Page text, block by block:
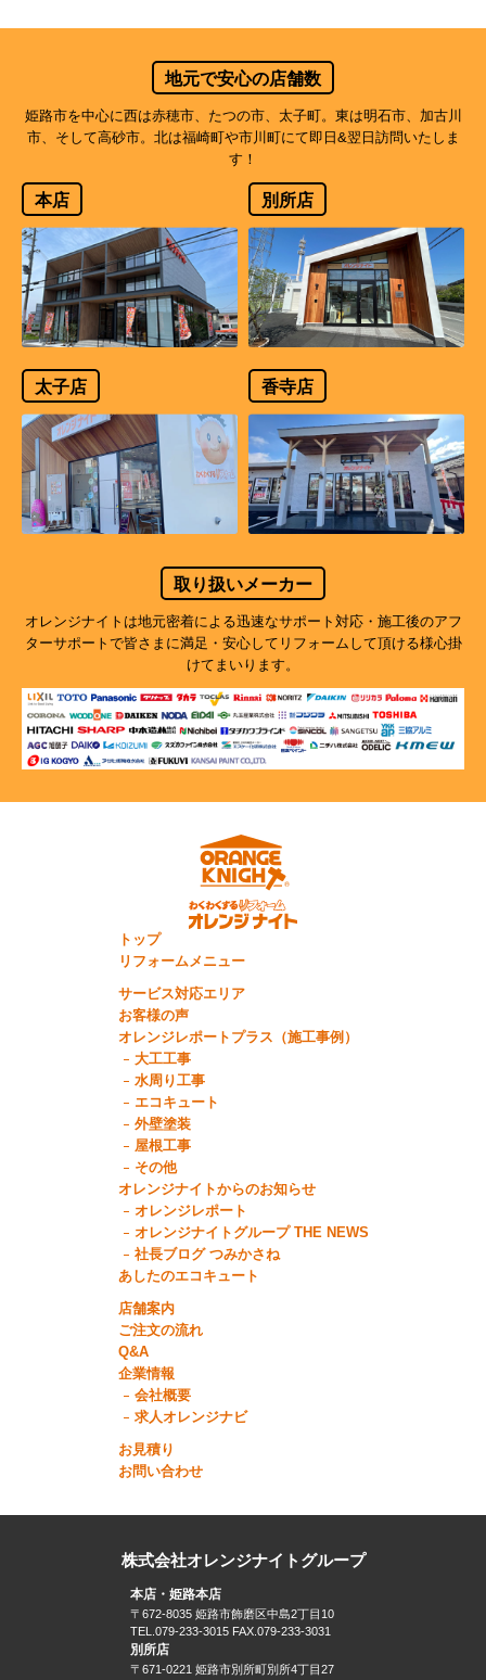
地元で安心の店舗数
姫路市を中心に西は赤穂市、たつの市、太子町。東は明石市、加古川
市、そして高砂市。北は福崎町や市川町にて即日&翌日訪問いたしま
す！
本店 別所店
太子店 香寺店
取り扱いメーカー
オレンジナイトは地元密着による迅速なサポート対応・施工後のアフ
ターサポートで皆さまに満足・安心してリフォームして頂ける様心掛
けてまいります。
トップ
リフォームメニュー
サービス対応エリア
お客様の声
オレンジレポートプラス（施工事例）
大工工事
水周り工事
エコキュート
外壁塗装
屋根工事
その他
オレンジナイトからのお知らせ
オレンジレポート
オレンジナイトグループ THE NEWS
社長ブログ つみかさね
あしたのエコキュート
店舗案内
ご注文の流れ
Q&A
企業情報
会社概要
求人オレンジナビ
お見積り
お問い合わせ
株式会社オレンジナイトグループ
本店・姫路本店
〒672-8035 姫路市飾磨区中島2丁目10
TEL.079-233-3015 FAX.079-233-3031
別所店
〒671-0221 姫路市別所町別所4丁目27